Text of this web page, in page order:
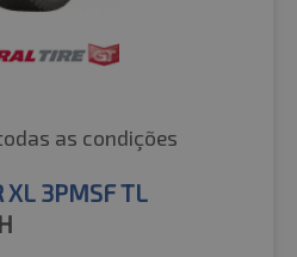
as condições
3PMSF TL